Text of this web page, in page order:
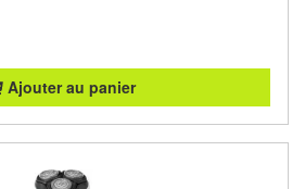
Ajouter au panier